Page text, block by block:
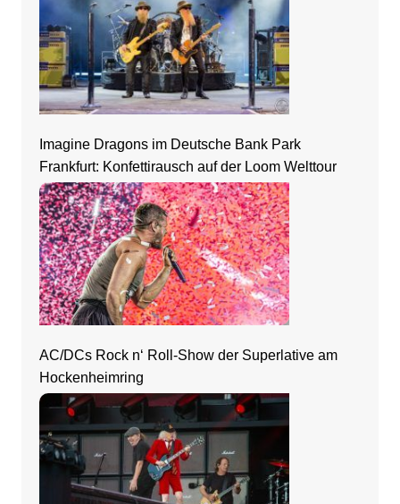
Imagine Dragons im Deutsche Bank Park
Frankfurt: Konfettirausch auf der Loom Welttour
AC/DCs Rock n‘ Roll-Show der Superlative am
Hockenheimring